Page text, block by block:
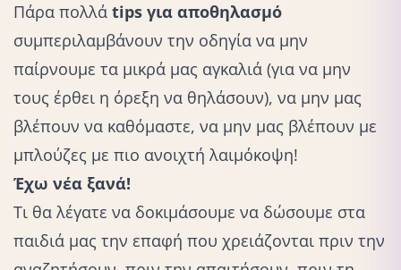
Πάρα πολλά tips για αποθηλασμό
συμπεριλαμβάνουν την οδηγία να μην
παίρνουμε τα μικρά μας αγκαλιά (για να μην
τους έρθει η όρεξη να θηλάσουν), να μην μας
βλέπουν να καθόμαστε, να μην μας βλέπουν με
μπλούζες με πιο ανοιχτή λαιμόκοψη!
Έχω νέα ξανά!
Τι θα λέγατε να δοκιμάσουμε να δώσουμε στα
παιδιά μας την επαφή που χρειάζονται πριν την